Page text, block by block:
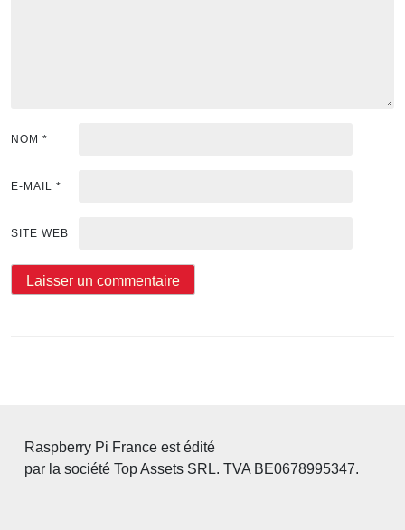
NOM *
E-MAIL *
SITE WEB
Raspberry Pi France est édité
par la société Top Assets SRL. TVA BE0678995347.